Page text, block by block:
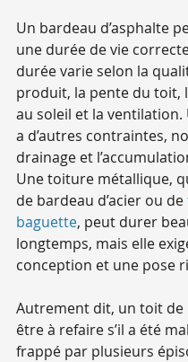
Un bardeau d’asphalte
une durée de vie
durée varie selon la
produit, la pente du toit,
au soleil et la ventilation.
a d’autres contraintes,
drainage et
Une toiture métallique,
de bardeau d’acier ou de
baguette, peut durer
longtemps, mais elle
conception et une pose
Autrement dit, un toit de
être à refaire s’il a été
frappé par plusieurs